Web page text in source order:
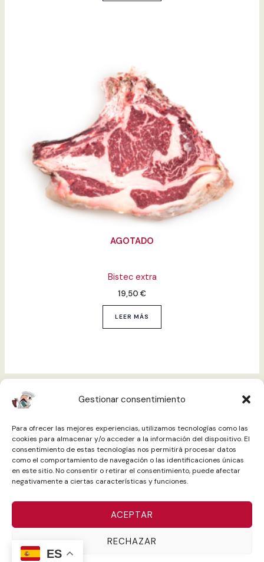
Gestionar consentimiento
Para ofrecer las mejores experiencias, utilizamos tecnologías como las
cookies para almacenar y/o acceder a la información del dispositivo. El
consentimiento de estas tecnologías nos permitirá procesar datos
como el comportamiento de navegación o las identificaciones únicas
en este sitio. No consentir o retirar el consentimiento, puede afectar
negativamente a ciertas características y funciones.
ACEPTAR
RECHAZAR
AGOTADO
Bistec extra
19,50 €
LEER MÁS
Términos y condiciones Política de cookies
Política de Privacidad Aviso Legal
Programa Kit Digital cofinanciado por los fondos Next Generation
(EU) del mecanismo de recuperación y resiliencia.
ES